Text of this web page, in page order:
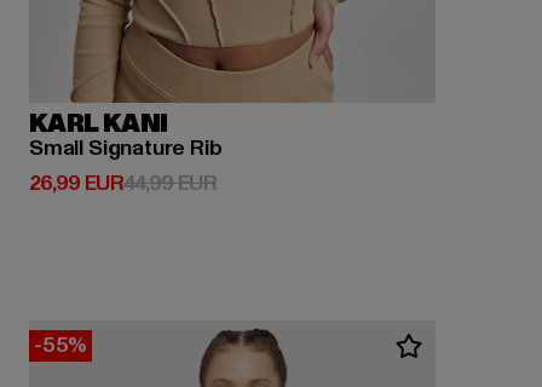
KARL KANI
Small Signature Rib
26,99 EUR
Derzeitiger Preis: 26,99 EUR
44,99 EURAktionspreis: 44,99 EUR
-55%